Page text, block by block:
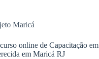
Maricá
online de Capacitação em
em Maricá RJ